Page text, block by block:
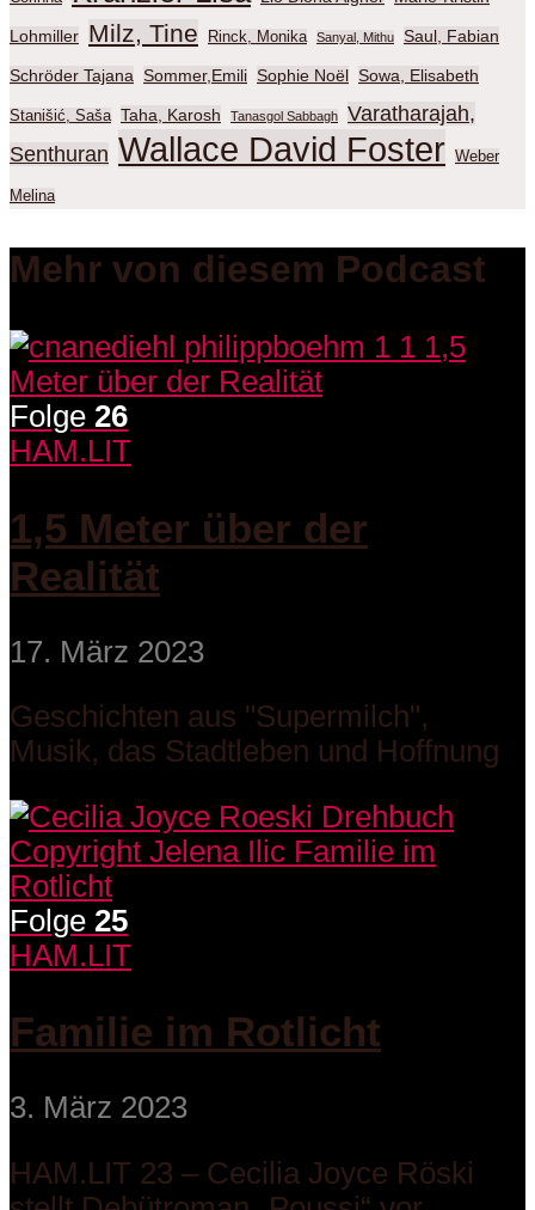
Lohmiller Milz, Tine Rinck, Monika Sanyal, Mithu Saul, Fabian
Schröder Tajana Sommer,Emili Sophie Noël Sowa, Elisabeth
Stanišić, Saša Taha, Karosh Tanasgol Sabbagh
Varatharajah,
Senthuran Wallace David Foster Weber
Melina
Mehr von diesem Podcast
Folge 26
HAM.LIT
1,5 Meter über der
Realität
17. März 2023
Geschichten aus "Supermilch",
Musik, das Stadtleben und Hoffnung
Folge 25
HAM.LIT
Familie im Rotlicht
3. März 2023
HAM.LIT 23 – Cecilia Joyce Röski